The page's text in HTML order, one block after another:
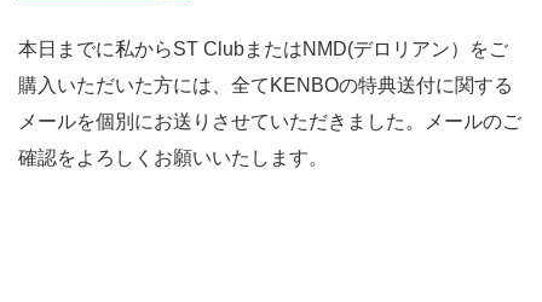
本日までに私からST ClubまたはNMD(デロリアン）をご
購入いただいた方には、全てKENBOの特典送付に関する
メールを個別にお送りさせていただきました。メールのご
確認をよろしくお願いいたします。